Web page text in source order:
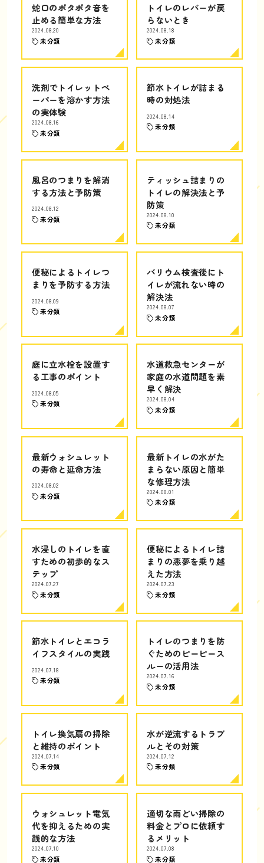
蛇口のポタポタ音を
止める簡単な方法
2024.08.20
未分類
トイレのレバーが戻
らないとき
2024.08.18
未分類
洗剤でトイレットペ
ーパーを溶かす方法
の実体験
2024.08.16
未分類
節水トイレが詰まる
時の対処法
2024.08.14
未分類
風呂のつまりを解消
する方法と予防策
2024.08.12
未分類
ティッシュ詰まりの
トイレの解決法と予
防策
2024.08.10
未分類
便秘によるトイレつ
まりを予防する方法
2024.08.09
未分類
バリウム検査後にト
イレが流れない時の
解決法
2024.08.07
未分類
庭に立水栓を設置す
る工事のポイント
2024.08.05
未分類
水道救急センターが
家庭の水道問題を素
早く解決
2024.08.04
未分類
最新ウォシュレット
の寿命と延命方法
2024.08.02
未分類
最新トイレの水がた
まらない原因と簡単
な修理方法
2024.08.01
未分類
水浸しのトイレを直
すための初歩的なス
テップ
2024.07.27
未分類
便秘によるトイレ詰
まりの悪夢を乗り越
えた方法
2024.07.23
未分類
節水トイレとエコラ
イフスタイルの実践
2024.07.18
未分類
トイレのつまりを防
ぐためのピーピース
ルーの活用法
2024.07.16
未分類
トイレ換気扇の掃除
と維持のポイント
2024.07.14
未分類
水が逆流するトラブ
ルとその対策
2024.07.12
未分類
ウォシュレット電気
代を抑えるための実
践的な方法
2024.07.10
未分類
適切な雨どい掃除の
料金とプロに依頼す
るメリット
2024.07.08
未分類